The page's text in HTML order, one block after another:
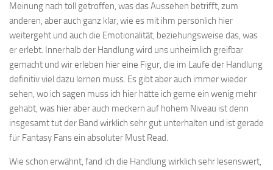
Meinung nach toll getroffen, was das Aussehen betrifft, zum
anderen, aber auch ganz klar, wie es mit ihm persönlich hier
weitergeht und auch die Emotionalität, beziehungsweise das, was
er erlebt. Innerhalb der Handlung wird uns unheimlich greifbar
gemacht und wir erleben hier eine Figur, die im Laufe der Handlung
definitiv viel dazu lernen muss. Es gibt aber auch immer wieder
sehen, wo ich sagen muss ich hier hätte ich gerne ein wenig mehr
gehabt, was hier aber auch meckern auf hohem Niveau ist denn
insgesamt tut der Band wirklich sehr gut unterhalten und ist gerade
für Fantasy Fans ein absoluter Must Read.
Wie schon erwähnt, fand ich die Handlung wirklich sehr lesenswert,